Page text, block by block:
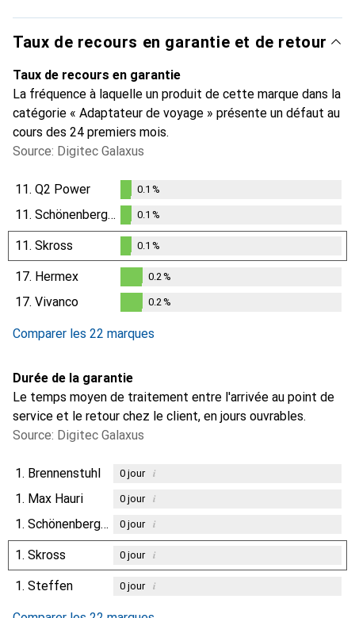
Taux de recours en garantie et de retour
Taux de recours en garantie
La fréquence à laquelle un produit de cette marque dans la
catégorie « Adaptateur de voyage » présente un défaut au
cours des 24 premiers mois.
Source: Digitec Galaxus
11. Q2 Power
%
0.1 %
11. Schönenberger
0.1%
0.1 %
11. Skross
0.1%
0.1 %
17. Hermex
0.2%
0.2 %
17. Vivanco 0.2 %
Comparer les 22 marques
Durée de la garantie
Le temps moyen de traitement entre l'arrivée au point de
service et le retour chez le client, en jours ouvrables.
Source: Digitec Galaxus
1. Brennenstuhl 0jour i
1. Max Hauri 0jour i
1. Schönenberger 0jour i
1. Skross 0jour i
1. Steffen 0jour i